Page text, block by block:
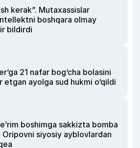
kerak”. Mutaxassislar
boshqara olmay
bildirdi
21 nafar bog‘cha bolasini
etgan ayolga sud hukmi o‘qildi
boshimga sakkizta bomba
Oripovni siyosiy ayblovlardan